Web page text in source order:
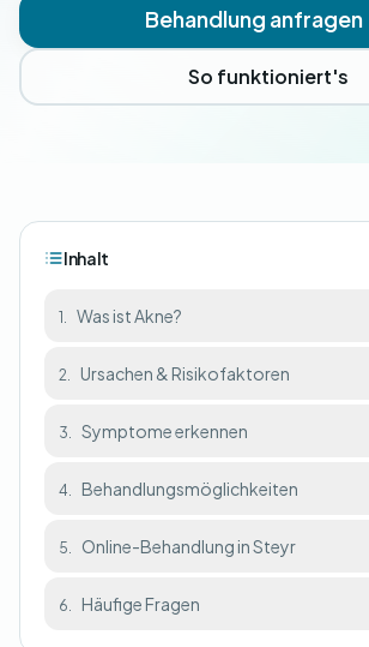
Behandlung anfragen
So funktioniert's
Inhalt
1. Was ist Akne?
2. Ursachen & Risikofaktoren
3. Symptome erkennen
4. Behandlungsmöglichkeiten
5. Online-Behandlung in Steyr
6. Häufige Fragen